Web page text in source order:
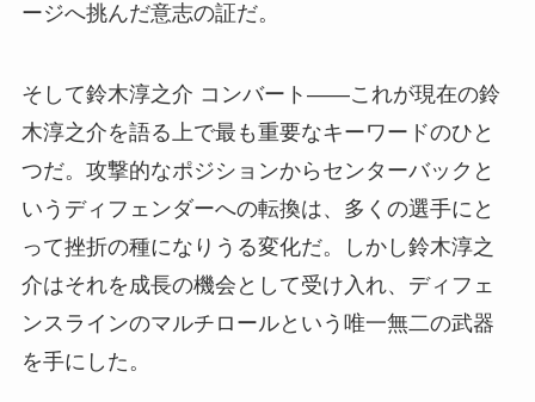
ージへ挑んだ意志の証だ。
そして鈴木淳之介 コンバート——これが現在の鈴
木淳之介を語る上で最も重要なキーワードのひと
つだ。攻撃的なポジションからセンターバックと
いうディフェンダーへの転換は、多くの選手にと
って挫折の種になりうる変化だ。しかし鈴木淳之
介はそれを成長の機会として受け入れ、ディフェ
ンスラインのマルチロールという唯一無二の武器
を手にした。